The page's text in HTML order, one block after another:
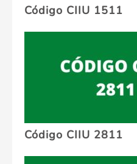
Código CIIU 1511
Código CIIU 2811